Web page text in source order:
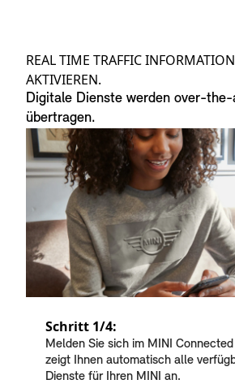
REAL TIME TRAFFIC
AKTIVIEREN.
Digitale Dienste werden over-the-
übertragen.
Schritt 1/4:
Melden Sie sich im MINI
zeigt Ihnen automatisch alle
Dienste für Ihren MINI an.